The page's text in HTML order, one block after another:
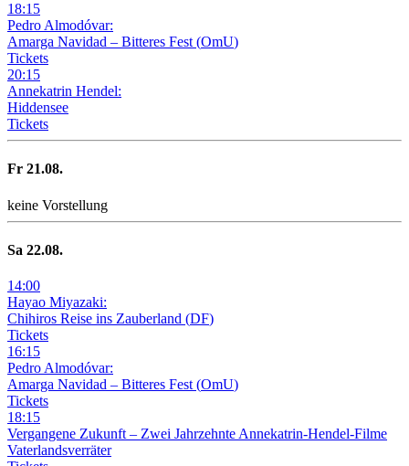
18:15
Pedro Almodóvar:
Amarga Navidad – Bitteres Fest (OmU)
Tickets
20:15
Annekatrin Hendel:
Hiddensee
Tickets
Fr 21.08.
keine Vorstellung
Sa 22.08.
14:00
Hayao Miyazaki:
Chihiros Reise ins Zauberland (DF)
Tickets
16:15
Pedro Almodóvar:
Amarga Navidad – Bitteres Fest (OmU)
Tickets
18:15
Vergangene Zukunft – Zwei Jahrzehnte Annekatrin-Hendel-Filme
Vaterlandsverräter